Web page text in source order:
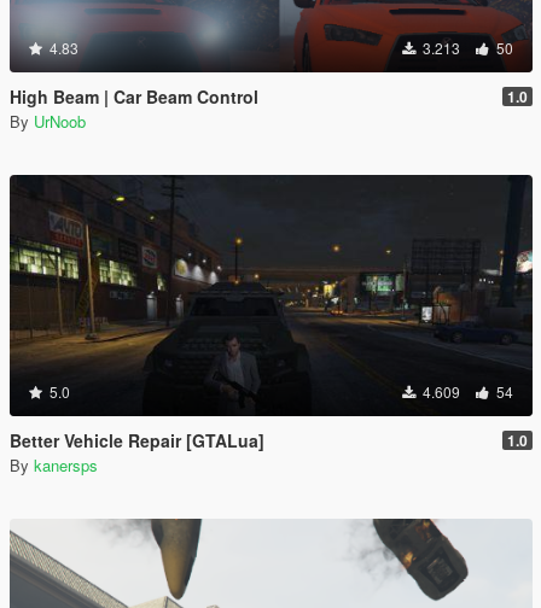
4.83 3.213 50
High Beam | Car Beam Control 1.0
By UrNoob
5.0 4.609 54
Better Vehicle Repair [GTALua] 1.0
By kanersps